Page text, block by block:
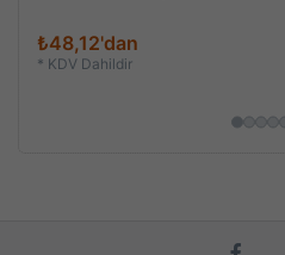
₺48,12'dan
* KDV Dahildir